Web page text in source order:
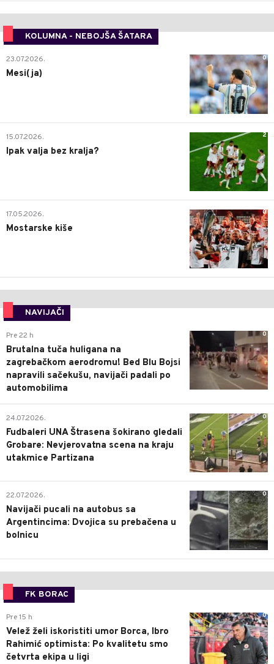
KOLUMNA - NEBOJŠA ŠATARA
0
23.07.2026.
Mesi(ja)
2
15.07.2026.
Ipak valja bez kralja?
0
17.05.2026.
Mostarske kiše
NAVIJAČI
0
Pre 22 h
Brutalna tuča huligana na
zagrebačkom aerodromu! Bed Blu Bojsi
napravili sačekušu, navijači padali po
automobilima
0
24.07.2026.
Fudbaleri UNA Štrasena šokirano gledali
Grobare: Nevjerovatna scena na kraju
utakmice Partizana
0
22.07.2026.
Navijači pucali na autobus sa
Argentincima: Dvojica su prebačena u
bolnicu
FK BORAC
0
Pre 15 h
Velež želi iskoristiti umor Borca, Ibro
Rahimić optimista: Po kvalitetu smo
četvrta ekipa u ligi